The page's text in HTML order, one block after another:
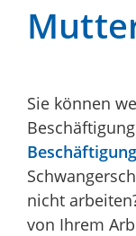
Sie können
nicht
von Ihrem